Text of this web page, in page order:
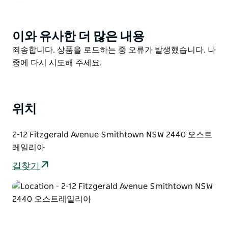
립니다!
Product
List
이와 유사한 더 많은 내용
Product
List
죄송합니다. 상품을 로드하는 중 오류가 발생했습니다. 나
중에 다시 시도해 주세요.
위치
2-12 Fitzgerald Avenue Smithtown NSW 2440 오스트
레일리아
길찾기